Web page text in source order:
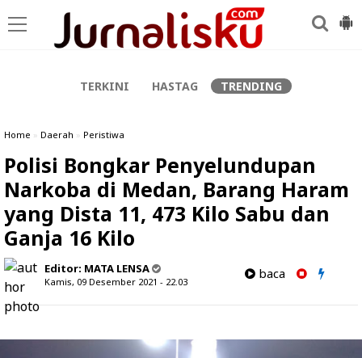
TERKINI HASTAG TRENDING
Home » Daerah » Peristiwa
Polisi Bongkar Penyelundupan
Narkoba di Medan, Barang Haram
yang Dista 11, 473 Kilo Sabu dan
Ganja 16 Kilo
Editor: MATA LENSA
Kamis, 09 Desember 2021 - 22.03
baca